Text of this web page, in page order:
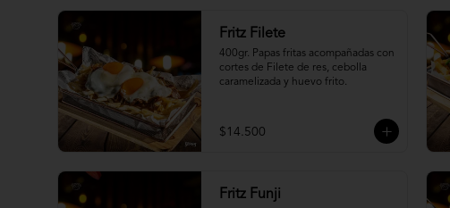
Fritz Filete
400gr. Papas fritas acompañadas con
cortes de Filete de res, cebolla
caramelizada y huevo frito.
$14.500
Fritz Funji